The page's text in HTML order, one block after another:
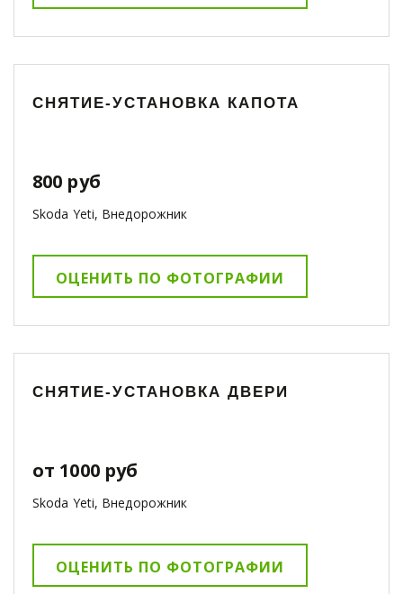
СНЯТИЕ-УСТАНОВКА КАПОТА
800 руб
Skoda Yeti, Внедорожник
ОЦЕНИТЬ ПО ФОТОГРАФИИ
СНЯТИЕ-УСТАНОВКА ДВЕРИ
от 1000 руб
Skoda Yeti, Внедорожник
ОЦЕНИТЬ ПО ФОТОГРАФИИ